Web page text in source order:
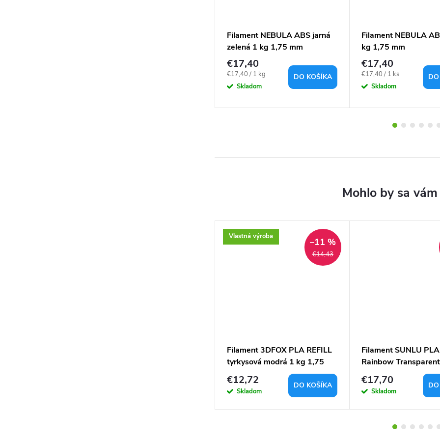
Filament NEBULA ABS jarná
zelená 1 kg 1,75 mm
€17,40
Jednotková
cena:
€17,40 / 1 kg
Skladom
DO KOŠÍKA
Filament NEBULA
kg 1,75 mm
€17,40
Jednotková
cena:
€17,40 / 1 ks
Skladom
Vlastná výroba
€14,43
–11 %
Filament 3DFOX PLA REFILL
tyrkysová modrá 1 kg 1,75
mm
€12,72
Skladom
DO KOŠÍKA
Filament SUNLU PLA
Rainbow
04 1,75mm 1kg
€17,70
Skladom